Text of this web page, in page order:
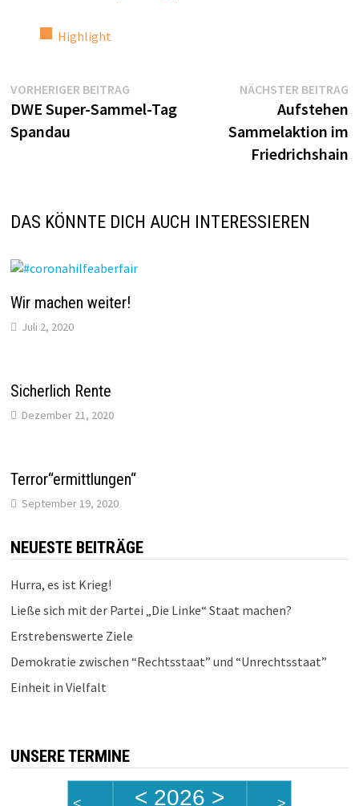
Highlight
Beitragsnavigation
VORHERIGER BEITRAGVorheriger
Beitrag:
DWE Super-Sammel-Tag
Spandau
NÄCHSTER BEITRAG
Aufstehen
Sammelaktion im
Friedrichshain
DAS KÖNNTE DICH AUCH INTERESSIEREN
Wir machen weiter!
Juli 2, 2020
Sicherlich Rente
Dezember 21, 2020
Terror“ermittlungen“
September 19, 2020
NEUESTE BEITRÄGE
Hurra, es ist Krieg!
Ließe sich mit der Partei „Die Linke“ Staat machen?
Erstrebenswerte Ziele
Demokratie zwischen “Rechtsstaat” und “Unrechtsstaat”
Einheit in Vielfalt
UNSERE TERMINE
< 2026 >